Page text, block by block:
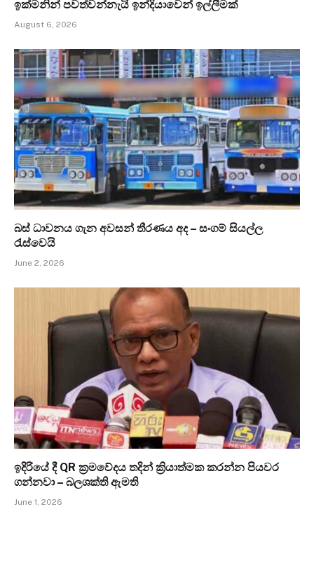
ඉක්මනින් පවත්වන්නැයි ඉන්දියාවෙන් ඉල්ලීමක්
August 6, 2026
බස් ධාවනය ගැන අවසන් තීරණය අද – සංගම් සියල්ල
රැස්වෙයි
June 2, 2026
ඉදිරියේ දී QR ක්‍රමවේදය තදින් ක්‍රියාත්මක කරන්න පියවර
ගන්නවා – බලශක්ති ඇමති
June 1, 2026